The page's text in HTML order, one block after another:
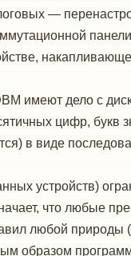
—
имеют дело с
цифр, букв
в виде
устройств)
что любые
любой природы
образом